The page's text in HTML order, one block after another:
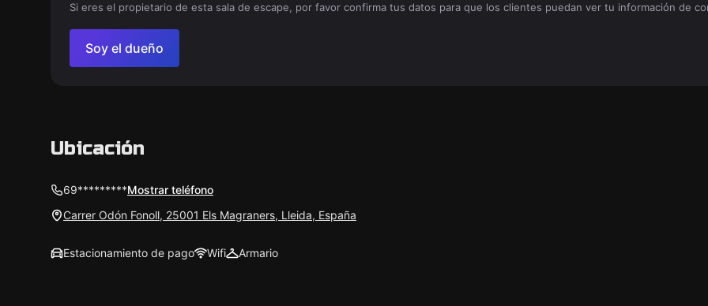
Si eres el propietario de esta sala de escape, por favor confirma tus datos para que los clientes puedan ver tu información de
Soy el dueño
Ubicación
69*********Mostrar teléfono
Carrer Odón Fonoll, 25001 Els Magraners, Lleida, España
Estacionamiento de pago Wifi Armario